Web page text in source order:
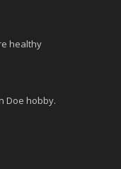
healthy
Doe hobby.